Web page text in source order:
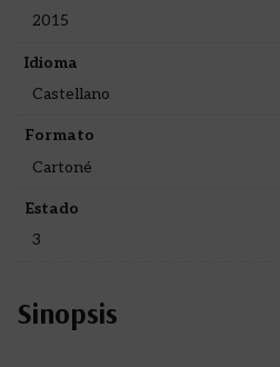
2015
Idioma
Castellano
Formato
Cartoné
Estado
3
Sinopsis